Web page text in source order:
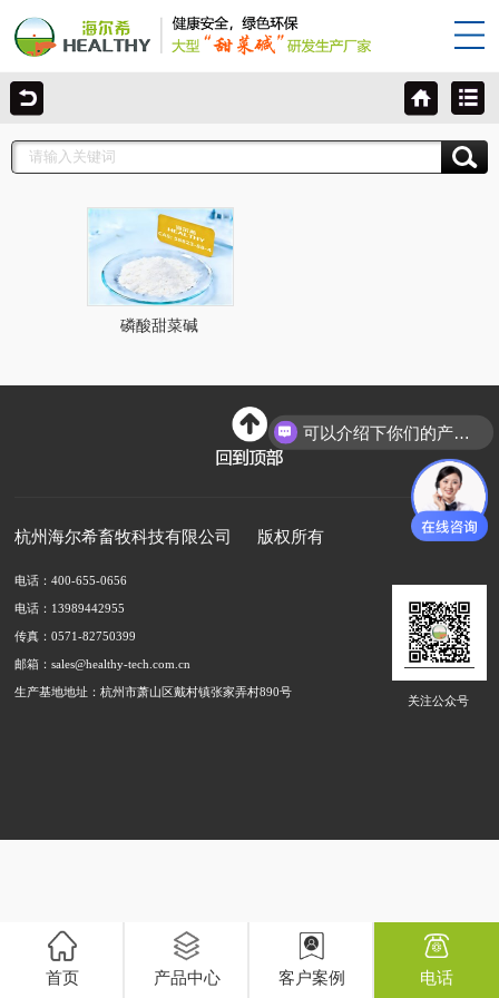
磷酸甜菜碱
杭州海尔希畜牧科技有限公司 版权所有
电话：400-655-0656
电话：13989442955
传真：0571-82750399
邮箱：sales@healthy-tech.com.cn
生产基地地址：杭州市萧山区戴村镇张家弄村890号
关注公众号
首页 产品中心 客户案例 电话
可以介绍下你们的产品么？